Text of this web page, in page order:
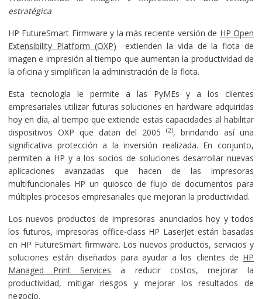
estratégica
HP FutureSmart Firmware y la más reciente versión de HP Open
Extensibility Platform (OXP) extienden la vida de la flota de
imagen e impresión al tiempo que aumentan la productividad de
la oficina y simplifican la administración de la flota.
Esta tecnología le permite a las PyMEs y a los clientes
empresariales utilizar futuras soluciones en hardware adquiridas
hoy en día, al tiempo que extiende estas capacidades al habilitar
dispositivos OXP que datan del 2005(2), brindando así una
significativa protección a la inversión realizada. En conjunto,
permiten a HP y a los socios de soluciones desarrollar nuevas
aplicaciones avanzadas que hacen de las impresoras
multifuncionales HP un quiosco de flujo de documentos para
múltiples procesos empresariales que mejoran la productividad.
Los nuevos productos de impresoras anunciados hoy y todos
los futuros, impresoras office-class HP LaserJet están basadas
en HP FutureSmart firmware. Los nuevos productos, servicios y
soluciones están diseñados para ayudar a los clientes de HP
Managed Print Services a reducir costos, mejorar la
productividad, mitigar riesgos y mejorar los resultados de
negocio.